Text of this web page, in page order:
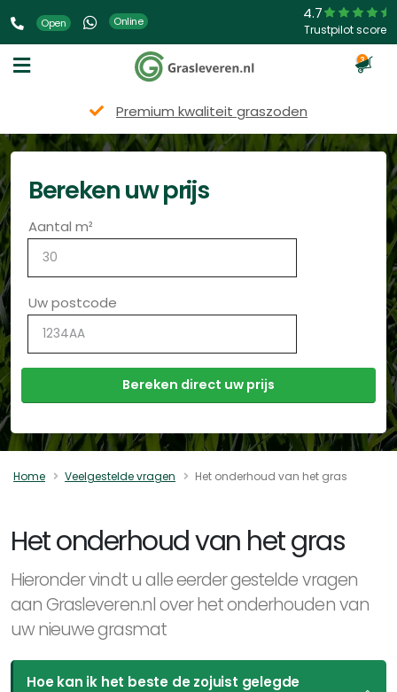
Open Online 4.7
Trustpilot score
3
Premium kwaliteit graszoden
Bereken uw prijs
Aantal m²
Uw postcode
Home Veelgestelde vragen Het onderhoud van het gras
Het onderhoud van het gras
Hieronder vindt u alle eerder gestelde vragen
aan Grasleveren.nl over het onderhouden van
uw nieuwe grasmat
Hoe kan ik het beste de zojuist gelegde